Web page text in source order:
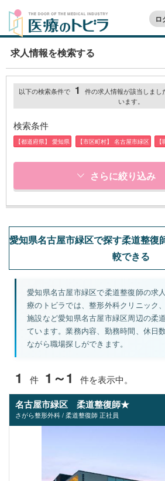
ロ
求人情報を検索する
以下の検索条件で 1 件の求人情報が該当しまし
います。
検索条件
【都道府県】 愛知県 【市区町村】 名古屋市緑区
さらに絞り込み
愛知県名古屋市緑区で探す柔道整復
較できる
愛知県名古屋市緑区で柔道整復師の求
療のトビラでは、整形外科クリニック
施設など愛知県名古屋市緑区周辺の柔
ています。業務内容、勤務時間、休日
ながら職場探しができます。
1 件 1～1 件を表示中。
名古屋市緑区 柔道整復師★
さがら整形外科 / 柔道整復師 正社員